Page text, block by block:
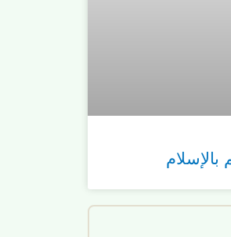
بالإسلام